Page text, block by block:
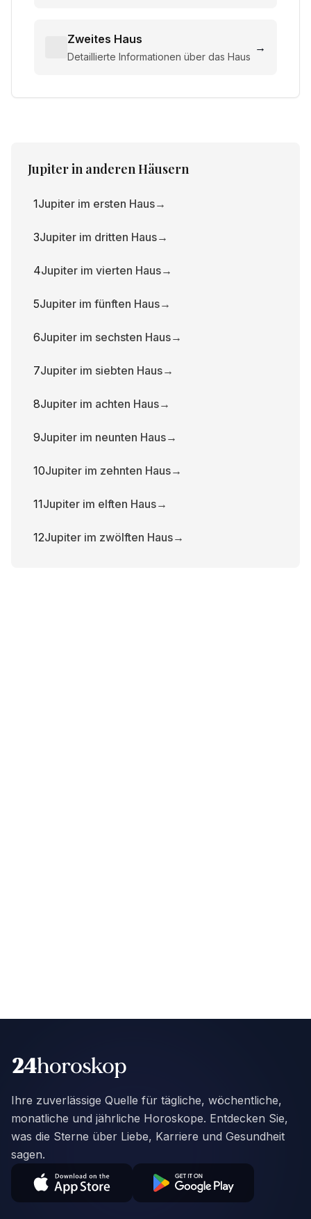
Zweites Haus
Detaillierte Informationen über das Haus
→
Jupiterin anderen Häusern
1Jupiter im ersten Haus→
3Jupiter im dritten Haus→
4Jupiter im vierten Haus→
5Jupiter im fünften Haus→
6Jupiter im sechsten Haus→
7Jupiter im siebten Haus→
8Jupiter im achten Haus→
9Jupiter im neunten Haus→
10Jupiter im zehnten Haus→
11Jupiter im elften Haus→
12Jupiter im zwölften Haus→
Ihre zuverlässige Quelle für tägliche, wöchentliche,
monatliche und jährliche Horoskope. Entdecken Sie,
was die Sterne über Liebe, Karriere und Gesundheit
sagen.